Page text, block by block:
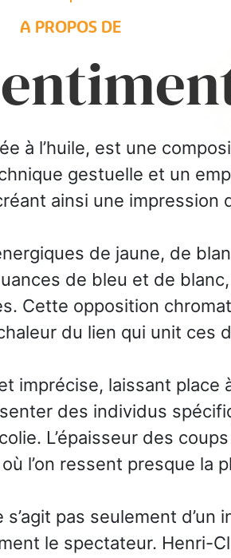
A PROPOS DE
à l’huile, est une
gestuelle et un
ainsi une impression
de jaune, de
de bleu et de
Cette opposition
du lien qui unit ces
imprécise, laissant place
des individus
L’épaisseur des
l’on ressent presque la
pas seulement d’un
le spectateur. Henri-